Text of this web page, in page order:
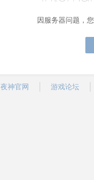
因服务器问题，
夜神官网 游戏论坛